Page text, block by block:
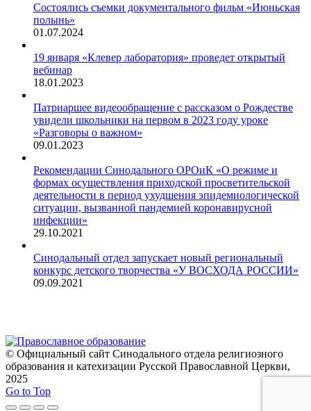
Состоялись съемки документального фильм «Июньская
полынь»
01.07.2024
19 января «Клевер лаборатория» проведет открытый
вебинар
18.01.2023
Патриаршее видеообращение с рассказом о Рождестве
увидели школьники на первом в 2023 году уроке
«Разговоры о важном»
09.01.2023
Рекомендации Синодального ОРОиК «О режиме и
формах осуществления приходской просветительской
деятельности в период ухудшения эпидемиологической
ситуации, вызванной пандемией коронавирусной
инфекции»
29.10.2021
Синодальный отдел запускает новый региональный
конкурс детского творчества «У ВОСХОДА РОССИИ»
09.09.2021
© Официальный сайт Синодального отдела религиозного
образования и катехизации Русской Православной Церкви,
2025
Go to Top